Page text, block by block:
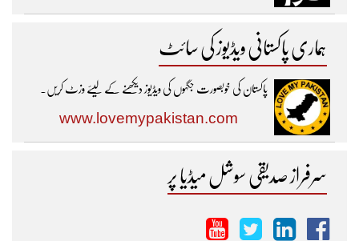
ہماری پاکستانی ویڈیوز کی سائٹ
پاکستان کی خوبصورت جگہوں کی ویڈیوز دیکھنے کے لیئے وزٹ کریں۔
www.lovemypakistan.com
سرفراز صدیقی سوشل میڈیا پر